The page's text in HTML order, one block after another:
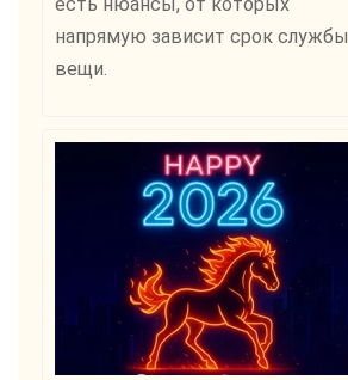
напрямую зависит срок службы
вещи.